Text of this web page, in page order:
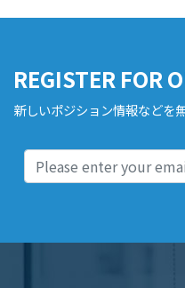
REGISTER FOR
新しいポジション情報などを